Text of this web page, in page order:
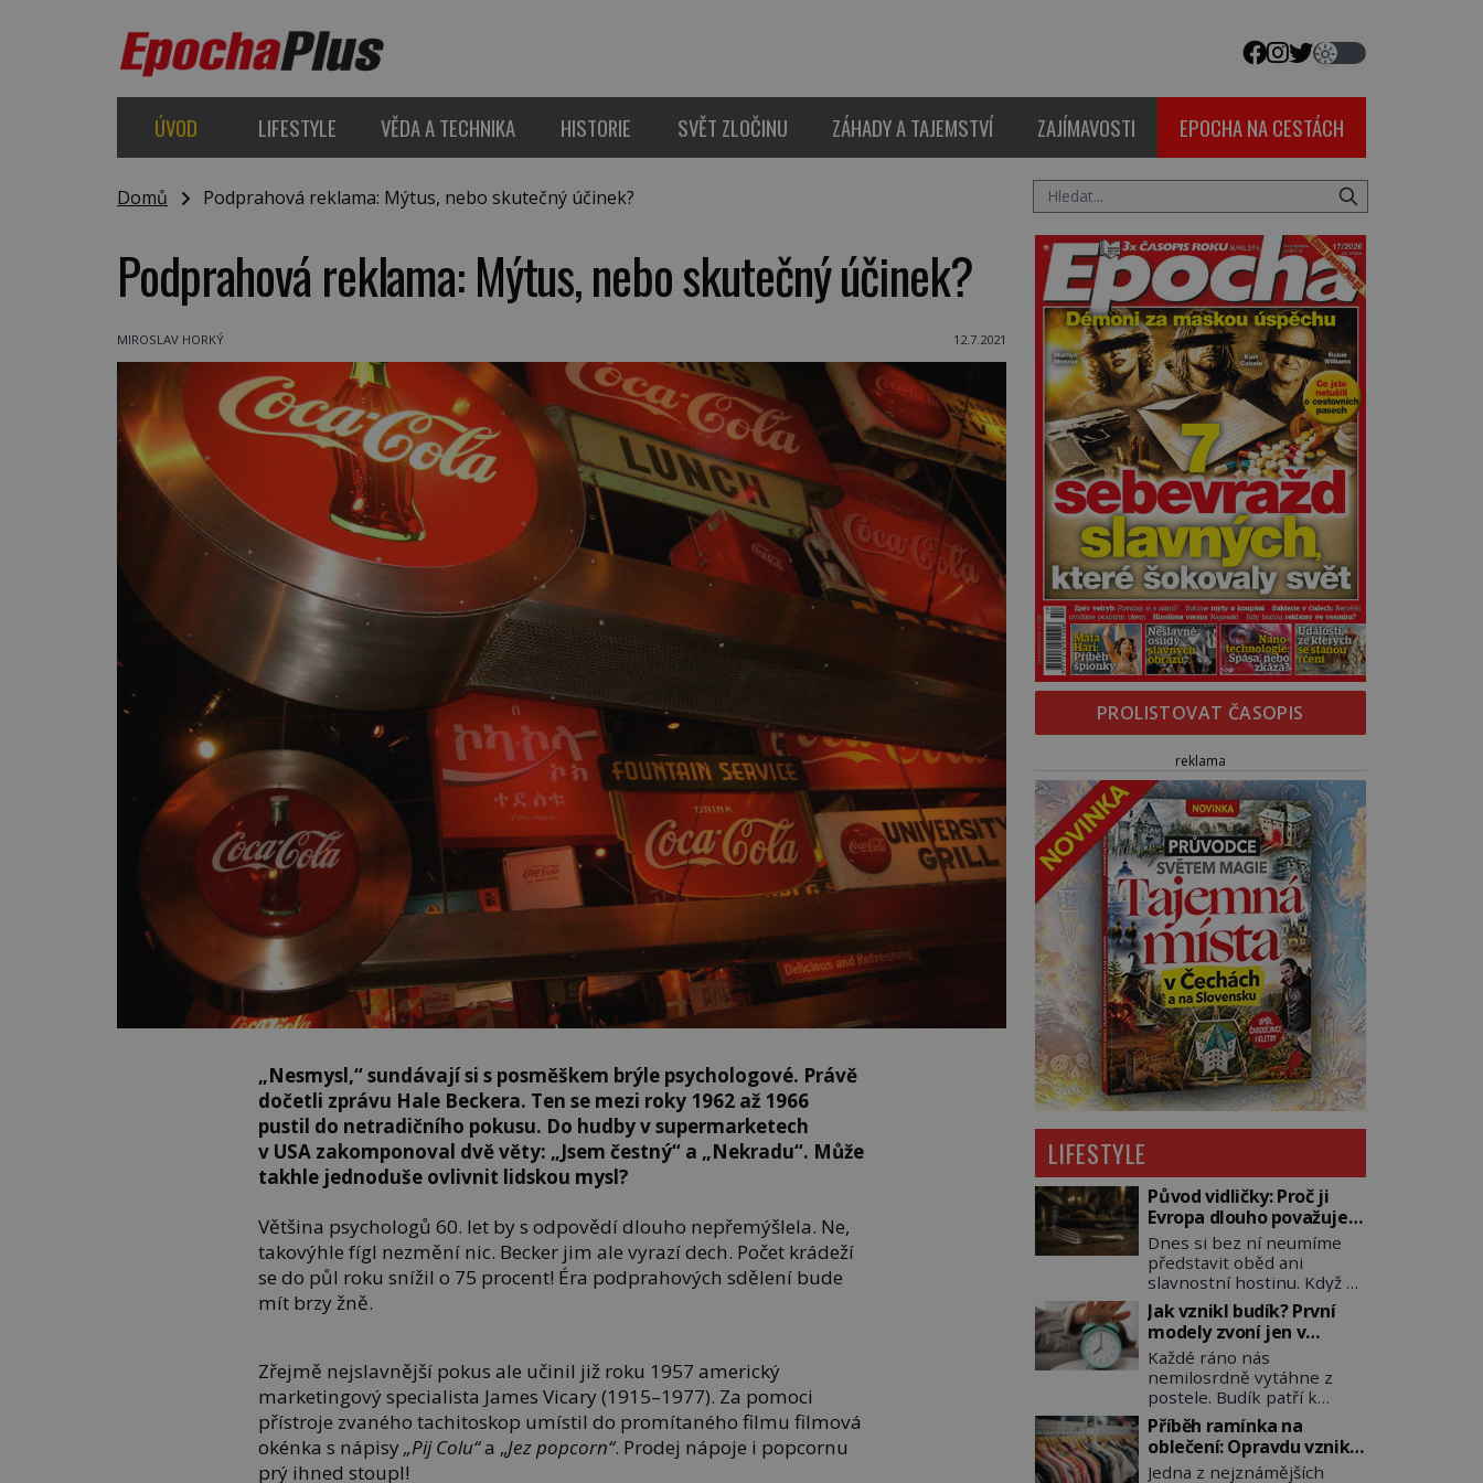
ÚVOD LIFESTYLE VĚDA A TECHNIKA HISTORIE SVĚT ZLOČINU ZÁHADY A TAJEMSTVÍ ZAJÍMAVOSTI EPOCHA NA CESTÁCH
Domů Podprahová reklama: Mýtus, nebo skutečný účinek?
Podprahová reklama: Mýtus, nebo skutečný účinek?
MIROSLAV HORKÝ 12.7.2021
„Nesmysl,“ sundávají si s posměškem brýle psychologové. Právě
dočetli zprávu Hale Beckera. Ten se mezi roky 1962 až 1966
pustil do netradičního pokusu. Do hudby v supermarketech
v USA zakomponoval dvě věty: „Jsem čestný“ a „Nekradu“. Může
takhle jednoduše ovlivnit lidskou mysl?
Většina psychologů 60. let by s odpovědí dlouho nepřemýšlela. Ne,
takovýhle fígl nezmění nic. Becker jim ale vyrazí dech. Počet krádeží
se do půl roku snížil o 75 procent! Éra podprahových sdělení bude
mít brzy žně.
Zřejmě nejslavnější pokus ale učinil již roku 1957 americký
marketingový specialista James Vicary (1915–1977). Za pomoci
přístroje zvaného tachitoskop umístil do promítaného filmu filmová
okénka s nápisy„Pij Colu“a „Jez popcorn“. Prodej nápoje i popcornu
prý ihned stoupl!
PROLISTOVAT ČASOPIS
reklama
LIFESTYLE
Původ vidličky: Proč ji
Evropa dlouho považuje
za nástroj samotného
satana?
Dnes si bez ní neumíme
představit oběd ani
slavnostní hostinu. Když se
však vidlička v raném
středověku objevuje na
evropských stolech,
vzbuzuje pohoršení,
posměch i strach. Mnozí
duchovní ji označují za
projev pýchy a zbytečného
přepychu, někteří dokonce
za nástroj ďábla. Trvá
Jak vznikl budík? První
modely zvoní jen v
jedinou nastavenou
hodinu
Každé ráno nás
nemilosrdně vytáhne z
postele. Budík patří k
nejběžnějším předmětům
domácnosti, jeho cesta k
dnešní podobě je ale
překvapivě dlouhá. První
Příběh ramínka na
oblečení: Opravdu vzniká
kvůli zapomenutému
Jedna z nejznámějších